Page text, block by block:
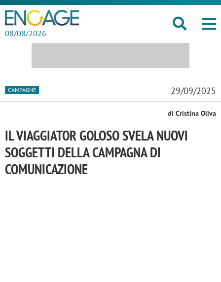
08/08/2026
CAMPAGNE 29/09/2025
di Cristina Oliva
IL VIAGGIATOR GOLOSO SVELA NUOVI
SOGGETTI DELLA CAMPAGNA DI
COMUNICAZIONE